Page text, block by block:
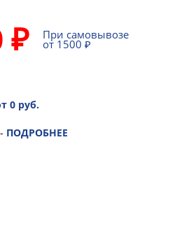
₽ При самовывозе
от 1500 ₽
0 руб.
ПОДРОБНЕЕ